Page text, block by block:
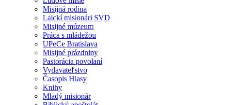
Misijná rodina
Laickí misionári SVD
Misijné múzeum
Práca s mládežou
UPeCe Bratislava
Misijné prázdniny
Pastorácia povolaní
Vydavateľstvo
Časopis Hlasy
Knihy
Mladý misionár